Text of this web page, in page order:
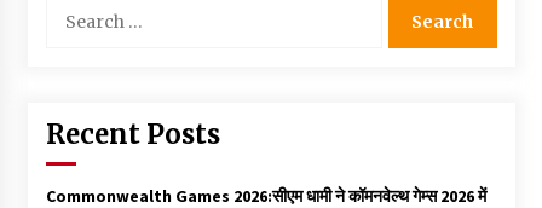
for:
Recent Posts
Commonwealth Games 2026:सीएम धामी ने कॉमनवेल्थ गेम्स 2026 में